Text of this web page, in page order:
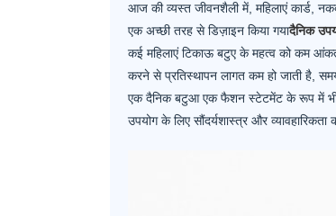
आज की व्यस्त जीवनशैली में, महिलाएं कार्ड,
एक अच्छी तरह से डिज़ाइन किया गयादैनिक
कई महिलाएं टिकाऊ बटुए के महत्व को कम
करने से प्रतिस्थापन लागत कम हो जाती है,
एक दैनिक बटुआ एक फैशन स्टेटमेंट के रूप में भी
उपयोग के लिए सौंदर्यशास्त्र और